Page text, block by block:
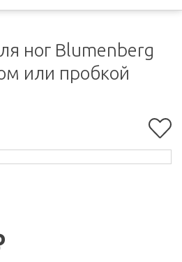
ног Blumenberg
или пробкой